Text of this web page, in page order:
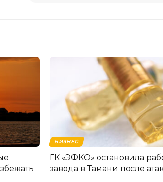
БИЗНЕС
ГК «ЭФКО» остановила
завода в Тамани после